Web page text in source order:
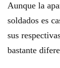
Aunque la
soldados es
sus
bastante